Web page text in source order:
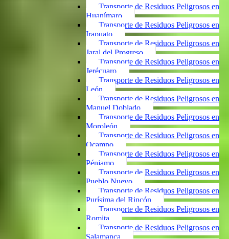
Transporte de Residuos Peligrosos en
Huanímaro
Transporte de Residuos Peligrosos en
Irapuato
Transporte de Residuos Peligrosos en
Jaral del Progreso
Transporte de Residuos Peligrosos en
Jerécuaro
Transporte de Residuos Peligrosos en
León
Transporte de Residuos Peligrosos en
Manuel Doblado
Transporte de Residuos Peligrosos en
Moroleón
Transporte de Residuos Peligrosos en
Ocampo
Transporte de Residuos Peligrosos en
Pénjamo
Transporte de Residuos Peligrosos en
Pueblo Nuevo
Transporte de Residuos Peligrosos en
Purísima del Rincón
Transporte de Residuos Peligrosos en
Romita
Transporte de Residuos Peligrosos en
Salamanca